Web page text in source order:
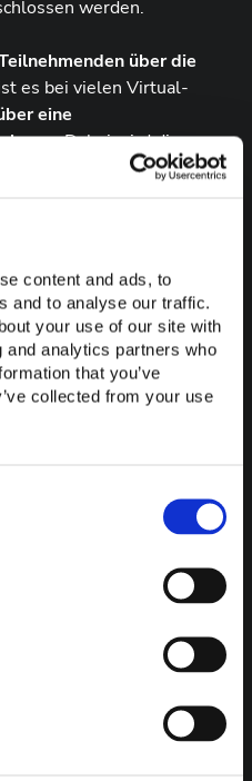
content and ads, to
and to analyse our traffic.
your use of our site with
analytics partners who
that you’ve
collected from your use
werden.
über die
es bei vielen Virtual-
eine
. Dabei wird die
dem Monitor angezeigt,
können per Headset
Brille. Das ist besonders
Tragen derBrille mit
haben.
von
Online-
: Die Kommunikation
: Inhalte wie 3D-Modelle
Echtzeit bearbeiten und